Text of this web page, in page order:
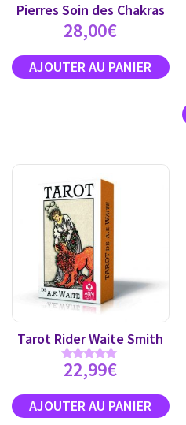
Pierres Soin des Chakras
28,00€
Tarot Rider Waite Smith
Note
4.89
22,99€